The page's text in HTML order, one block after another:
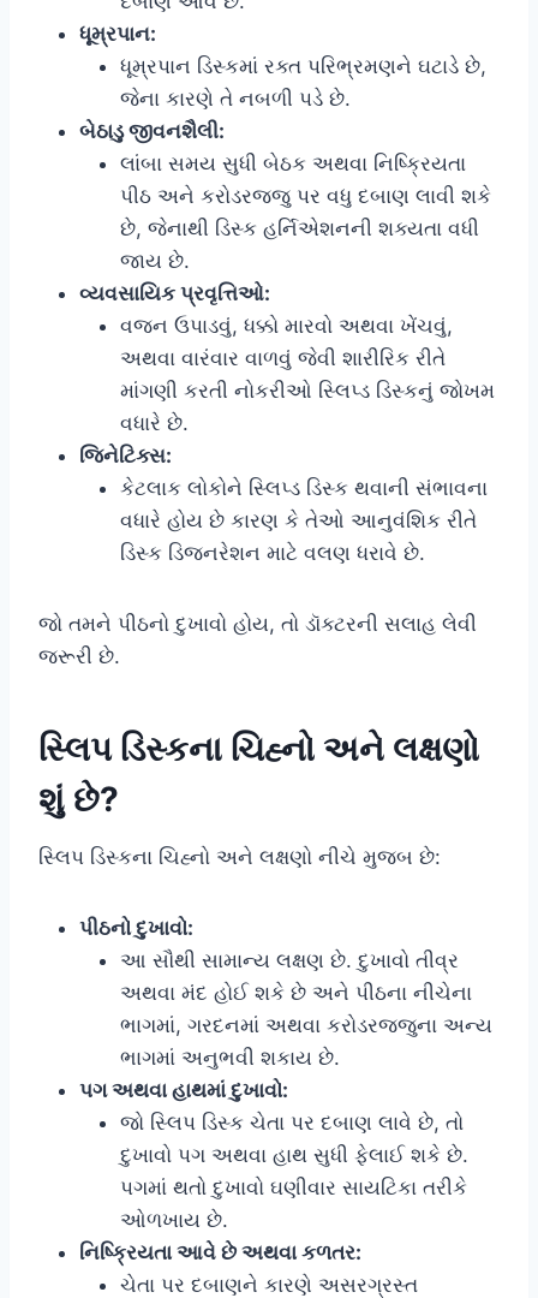
ધૂમ્રપાન:
ધૂમ્રપાન ડિસ્કમાં રક્ત પરિભ્રમણને ઘટાડે છે,
જેના કારણે તે નબળી પડે છે.
બેઠાડુ જીવનશૈલી:
લાંબા સમય સુધી બેઠક અથવા નિષ્ક્રિયતા
પીઠ અને કરોડરજ્જુ પર વધુ દબાણ લાવી શકે
છે, જેનાથી ડિસ્ક હર્નિએશનની શક્યતા વધી
જાય છે.
વ્યવસાયિક પ્રવૃત્તિઓ:
વજન ઉપાડવું, ધક્કો મારવો અથવા ખેંચવું,
અથવા વારંવાર વાળવું જેવી શારીરિક રીતે
માંગણી કરતી નોકરીઓ સ્લિપ્ડ ડિસ્કનું જોખમ
વધારે છે.
જિનેટિક્સ:
કેટલાક લોકોને સ્લિપ્ડ ડિસ્ક થવાની સંભાવના
વધારે હોય છે કારણ કે તેઓ આનુવંશિક રીતે
ડિસ્ક ડિજનરેશન માટે વલણ ધરાવે છે.
જો તમને પીઠનો દુખાવો હોય, તો ડૉક્ટરની સલાહ લેવી
જરૂરી છે.
સ્લિપ ડિસ્કના ચિહ્નો અને લક્ષણો
શું છે?
સ્લિપ ડિસ્કના ચિહ્નો અને લક્ષણો નીચે મુજબ છે:
પીઠનો દુખાવો:
આ સૌથી સામાન્ય લક્ષણ છે. દુખાવો તીવ્ર
અથવા મંદ હોઈ શકે છે અને પીઠના નીચેના
ભાગમાં, ગરદનમાં અથવા કરોડરજ્જુના અન્ય
ભાગમાં અનુભવી શકાય છે.
પગ અથવા હાથમાં દુખાવો:
જો સ્લિપ ડિસ્ક ચેતા પર દબાણ લાવે છે, તો
દુખાવો પગ અથવા હાથ સુધી ફેલાઈ શકે છે.
પગમાં થતો દુખાવો ઘણીવાર સાયટિકા તરીકે
ઓળખાય છે.
નિષ્ક્રિયતા આવે છે અથવા કળતર:
ચેતા પર દબાણને કારણે અસરગ્રસ્ત